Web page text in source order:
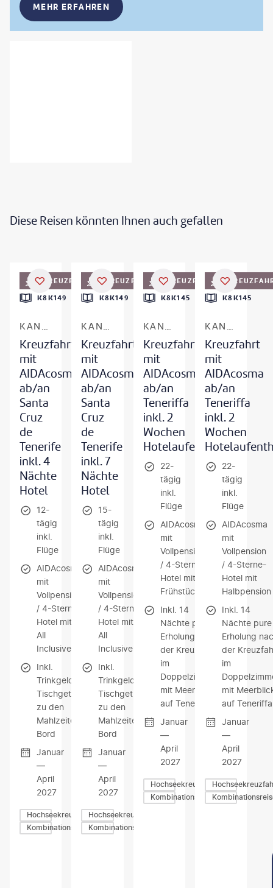
MEHR ERFAHREN
Diese Reisen könnten Ihnen auch gefallen
KREUZFAHRT
K8K149
KANAREN & MADEIRA
Kreuzfahrt
mit
AIDAcosma
ab/an
Santa
Cruz
de
Tenerife
inkl. 4
Nächte
Hotel
12-
tägig
inkl.
Flüge
AIDAcosma
mit
Vollpension
/ 4-Sterne-
Hotel mit
All
Inclusive
Inkl.
Trinkgelder &
Tischgetränke
zu den
Mahlzeiten an
Bord
Januar
—
April
2027
Hochseekreuzfahrten
Kombinationsreisen
KREUZFAHRT
K8K149
KANAREN & MADEIRA
Kreuzfahrt
mit
AIDAcosma
ab/an
Santa
Cruz
de
Tenerife
inkl. 7
Nächte
Hotel
15-
tägig
inkl.
Flüge
AIDAcosma
mit
Vollpension
/ 4-Sterne-
Hotel mit
All
Inclusive
Inkl.
Trinkgelder &
Tischgetränke
zu den
Mahlzeiten an
Bord
Januar
—
April
2027
Hochseekreuzfahrten
Kombinationsreisen
KREUZFAHRT
K8K145
KANAREN & MADEIRA
Kreuzfahrt
mit
AIDAcosma
ab/an
Teneriffa
inkl. 2
Wochen
Hotelaufenthalt
22-
tägig
inkl.
Flüge
AIDAcosma
mit
Vollpension
/ 4-Sterne-
Hotel mit
Frühstück
Inkl. 14
Nächte pure
Erholung nach
der Kreuzfahrt
im
Doppelzimmer
mit Meerblick
auf Teneriffa
Januar
—
April
2027
Hochseekreuzfahrten
Kombinationsreisen
K8K145
KANAREN & MADEIRA
Kreuzfahrt
mit
AIDAcosma
ab/an
Teneriffa
inkl. 2
Wochen
22-
tägig
inkl.
Flüge
AIDAcosma
mit
Vollpension
/ 4-Sterne-
Hotel mit
Halbpension
Inkl. 14
Nächte pure
Erholung
der
im
mit
auf Teneriffa
Januar
—
April
2027